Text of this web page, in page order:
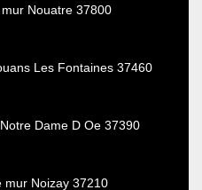
Nouatre 37800
Les Fontaines 37460
Dame D Oe 37390
mur Noizay 37210